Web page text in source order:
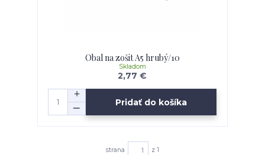
Obal na zošit A5 hrubý/10
2,77 €
Skladom
Pridať do košíka
strana z 1